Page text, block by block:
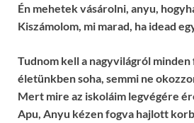
Én mehetek vásárolni, anyu,
Kiszámolom, mi marad, ha idead
Tudnom kell a nagyvilágról minden
életünkben soha, semmi ne
Mert mire az iskoláim legvégére
Apu, Anyu kézen fogva hajlott